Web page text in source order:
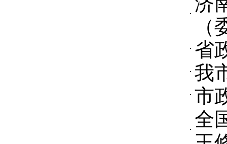
省
我
市
全